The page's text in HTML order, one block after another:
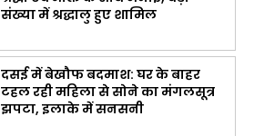
संख्या में श्रद्धालु हुए शामिल
दसई में बेखौफ बदमाश: घर के बाहर
टहल रही महिला से सोने का मंगलसूत्र
झपटा, इलाके में सनसनी